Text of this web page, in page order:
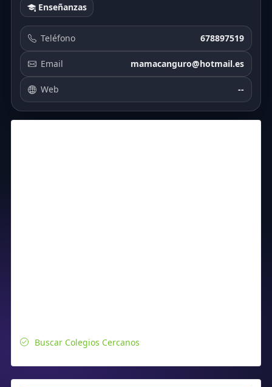
Enseñanzas
Teléfono 678897519
Email mamacanguro@hotmail.es
Web --
Buscar Colegios Cercanos